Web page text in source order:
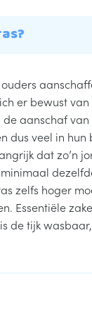
er bewust
aanschaf
dus veel in
dat
zelfs hoger
Essentiële
de tijk